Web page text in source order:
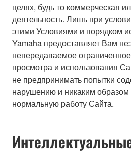
целях, будь то коммерческая
деятельность. Лишь при
этими Условиями и порядком
Yamaha предоставляет Вам
непередаваемое
просмотра и использования
не предпринимать попытки
нарушению и никаким
нормальную работу Сайта.